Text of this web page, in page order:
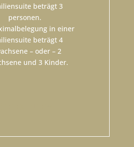
beträgt 3
personen.
in einer
beträgt 4
– oder – 2
und 3 Kinder.